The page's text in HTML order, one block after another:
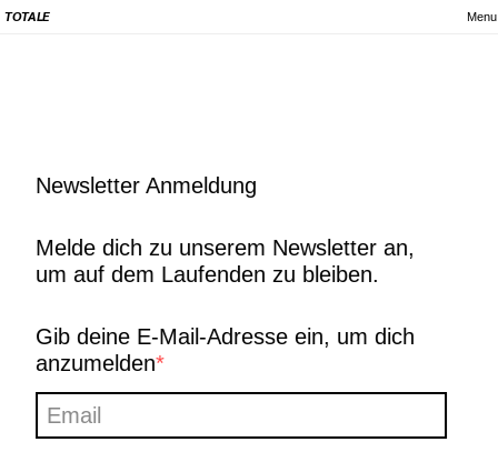
TOTALE Menu
Newsletter Anmeldung
Melde dich zu unserem Newsletter an,
um auf dem Laufenden zu bleiben.
Gib deine E-Mail-Adresse ein, um dich
anzumelden